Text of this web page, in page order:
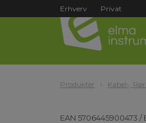
Erhverv Privat
Produkter Kabel-,
EAN 5706445900473 /